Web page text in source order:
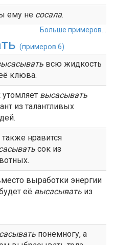
ему не сосала.
Больше примеров...
(примеров 6)
всю жидкость
клюва.
утомляет высасывать
из талантливых
нравится
сок из
выработки энергии
её высасывать из
понемногу, а